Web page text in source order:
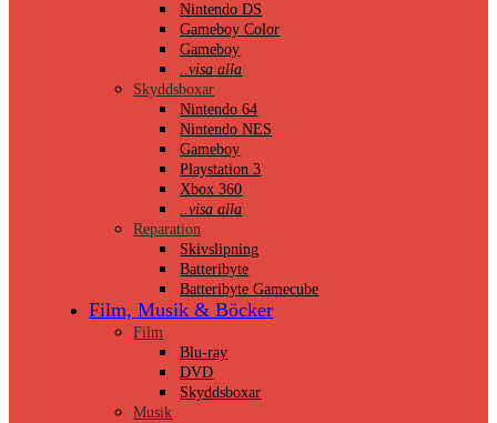
Nintendo DS
Gameboy Color
Gameboy
..visa alla
Skyddsboxar
Nintendo 64
Nintendo NES
Gameboy
Playstation 3
Xbox 360
..visa alla
Reparation
Skivslipning
Batteribyte
Batteribyte Gamecube
Film, Musik & Böcker
Film
Blu-ray
DVD
Skyddsboxar
Musik